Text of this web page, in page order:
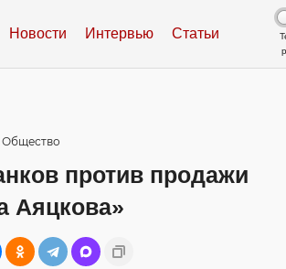
Новости Интервью Статьи
Общество
против продажи
Аяцкова»